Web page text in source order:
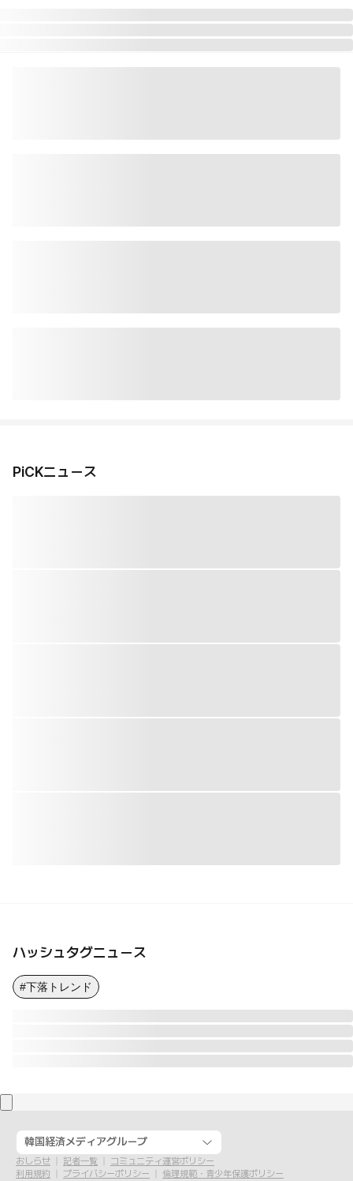
PiCKニュース
ハッシュタグニュース
#下落トレンド
韓国経済メディアグループ
おしらせ 記者一覧
コミュニティ運営ポリシー
利用規約
プライバシーポリシー 倫理規範・青少年保護ポリシー